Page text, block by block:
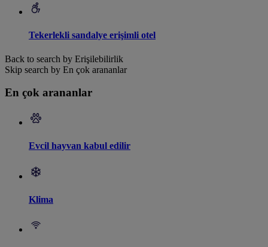
Tekerlekli sandalye erişimli otel
Back to search by Erişilebilirlik
Skip search by En çok arananlar
En çok arananlar
Evcil hayvan kabul edilir
Klima